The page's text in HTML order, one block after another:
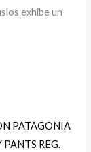
exhibe un